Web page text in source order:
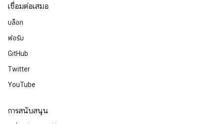
เชื่อมต่อเสมอ
บล็อก
ฟอรัม
GitHub
Twitter
YouTube
การสนับสนุน